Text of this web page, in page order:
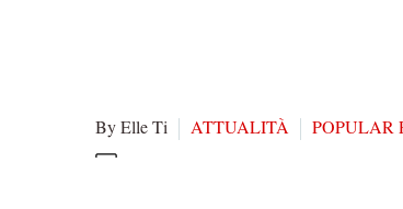
By Elle Ti ATTUALITÀ POPULAR